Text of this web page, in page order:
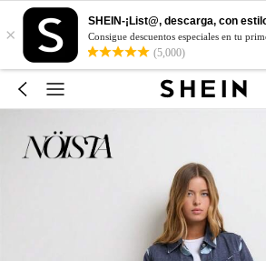
×
SHEIN-¡List@, descarga, con
Consigue descuentos especiales en tu
(5,000)